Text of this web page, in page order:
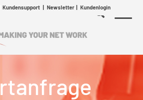
Kundensupport| Newsletter| Kundenlogin